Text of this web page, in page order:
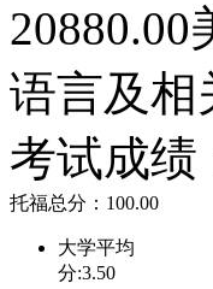
校友。
耶鲁大
及13所
学院、
20880.00
语言及相
考试成绩
托福总分：100.00
大学平均
分:3.50